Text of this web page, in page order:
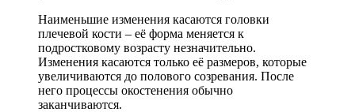
Наименьшие изменения касаются головки
плечевой кости – её форма меняется к
подростковому возрасту незначительно.
Изменения касаются только её размеров, которые
увеличиваются до полового созревания. После
него процессы окостенения обычно
заканчиваются.